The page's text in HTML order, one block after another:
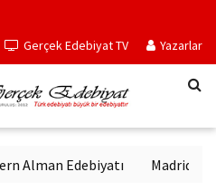
Gerçek Edebiyat TV Yazarlar
Edebiyatı Madrid